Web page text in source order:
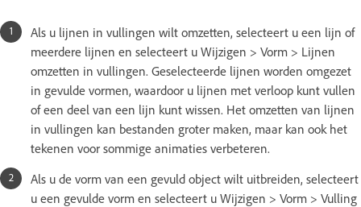
Als u lijnen in vullingen wilt omzetten, selecteert u een lijn of
meerdere lijnen en selecteert u Wijzigen > Vorm > Lijnen
omzetten in vullingen. Geselecteerde lijnen worden omgezet
in gevulde vormen, waardoor u lijnen met verloop kunt vullen
of een deel van een lijn kunt wissen. Het omzetten van lijnen
in vullingen kan bestanden groter maken, maar kan ook het
tekenen voor sommige animaties verbeteren.
Als u de vorm van een gevuld object wilt uitbreiden, selecteert
u een gevulde vorm en selecteert u Wijzigen > Vorm > Vulling